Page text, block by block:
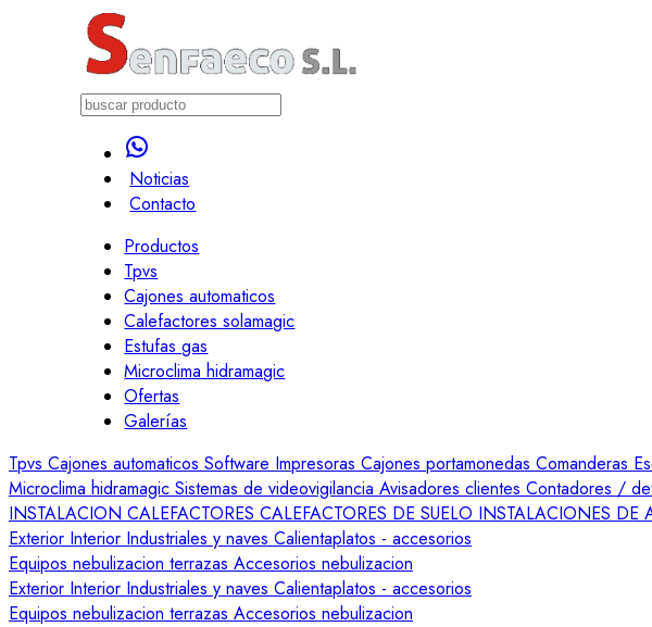
Noticias
Contacto
Productos
Tpvs
Cajones automaticos
Calefactores solamagic
Estufas gas
Microclima hidramagic
Ofertas
Galerías
Tpvs Cajones automaticos Software Impresoras Cajones portamonedas Comanderas
Microclima hidramagic Sistemas de videovigilancia Avisadores clientes Contadores /
INSTALACION CALEFACTORES CALEFACTORES DE SUELO INSTALACIONES DE
Exterior Interior Industriales y naves Calientaplatos - accesorios
Equipos nebulizacion terrazas Accesorios nebulizacion
Exterior Interior Industriales y naves Calientaplatos - accesorios
Equipos nebulizacion terrazas Accesorios nebulizacion